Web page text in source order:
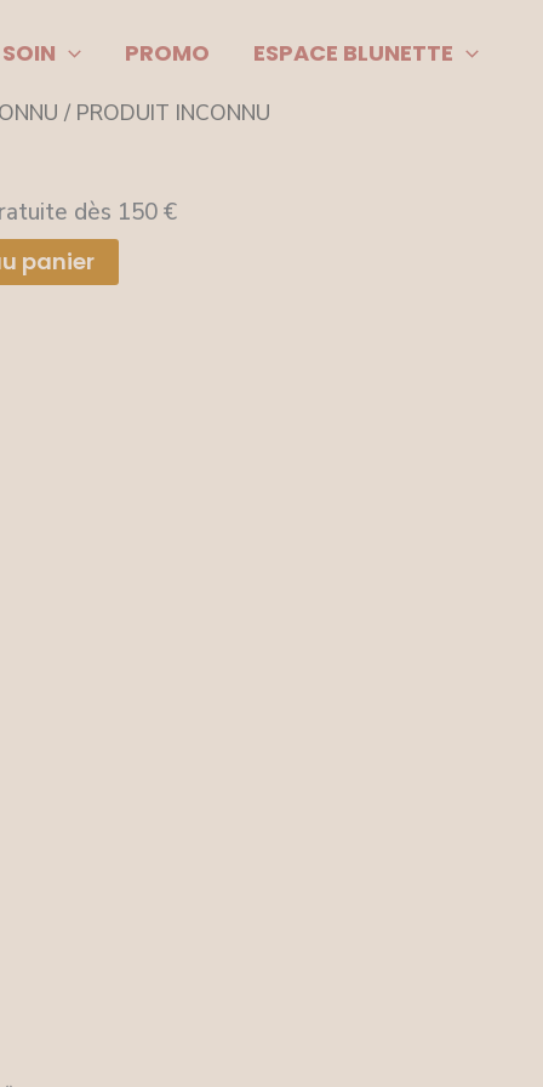
PROMO ESPACE BLUNETTE
/ PRODUIT INCONNU
dès 150 €
panier